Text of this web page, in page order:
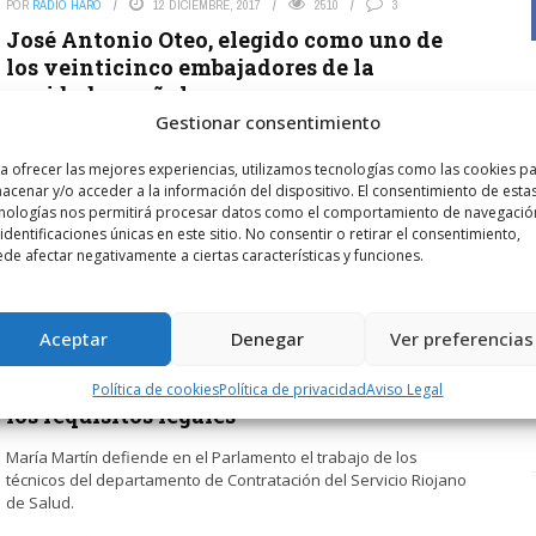
Gestionar consentimiento
ofrecer las mejores experiencias, utilizamos tecnologías como las cookies
y/o acceder a la información del dispositivo. El consentimiento de
nos permitirá procesar datos como el comportamiento de
únicas en este sitio. No consentir o retirar el consentimiento,
afectar negativamente a ciertas características y funciones.
Aceptar Denegar Ver preferencias
Política de cookiesPolítica de privacidadAviso Legal
POR RADIO HARO 12 DICIEMBRE, 2017 2510 3
José Antonio Oteo, elegido como uno de
los veinticinco embajadores de la
sanidad española
de la información sanitaria. Desde el 25 de mayo 1992, cuando
se publicó el ...
LEER MÁS
Salud asegura que la contratación del
médico de Cuzcurrita cumple “con todos
los requisitos legales”
María Martín defiende en el Parlamento el trabajo de los
técnicos del departamento de Contratación del Servicio Riojano
de Salud.